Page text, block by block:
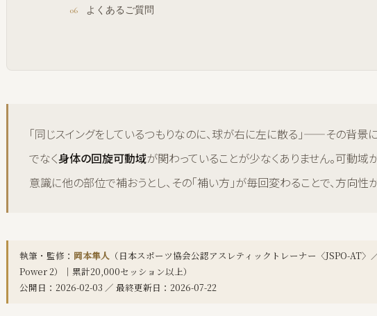
よくあるご質問
「同じスイングをしているつもりなのに、球が右に左に散る」——その背景
でなく身体の回旋可動域が関わっていることが少なくありません。可動域
意識に他の部位で補おうとし、その「補い方」が毎回変わることで、方向性
執筆・監修： 岡本隼人 （日本スポーツ協会公認アスレティックトレーナー〈JSPO-AT
Power 2）｜累計20,000セッション以上）
公開日：2026-02-03 ／ 最終更新日：2026-07-22